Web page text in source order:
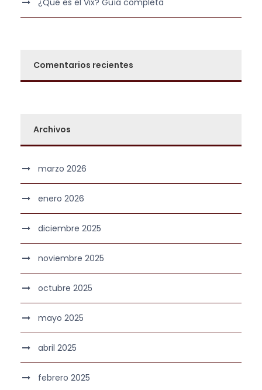
¿Qué es el Vix? Guía completa
Comentarios recientes
Archivos
marzo 2026
enero 2026
diciembre 2025
noviembre 2025
octubre 2025
mayo 2025
abril 2025
febrero 2025